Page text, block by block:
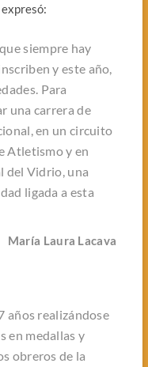
siempre hay
y este año,
Para
una carrera de
en un circuito
Atletismo y en
del Vidrio, una
ligada a esta
María Laura Lacava
años realizándose
en medallas y
obreros de la